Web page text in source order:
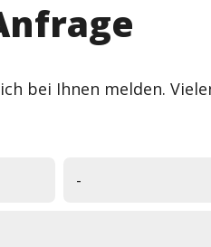
bei Ihnen melden.